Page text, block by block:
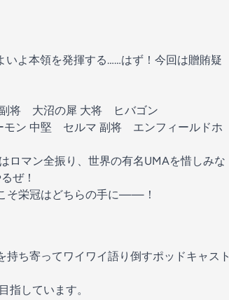
よ本領を発揮する……はず！今回は贈賄疑
将 大沼の犀 大将 ヒバゴン
ン 中堅 セルマ 副将 エンフィールドホ
ロマン全振り、世界の有名UMAを惜しみな
ぜ！
そ栄冠はどちらの手に——！
ち寄ってワイワイ語り倒すポッドキャスト
指しています。